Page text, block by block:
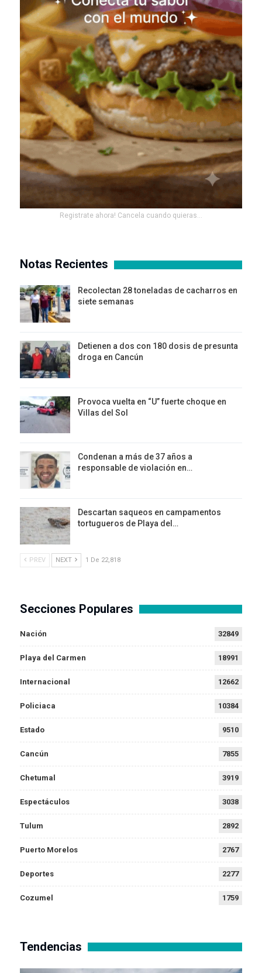
Registrate ahora! Cancela cuando quieras...
Notas Recientes
Recolectan 28 toneladas de cacharros en
siete semanas
Detienen a dos con 180 dosis de presunta
droga en Cancún
Provoca vuelta en “U” fuerte choque en
Villas del Sol
Condenan a más de 37 años a
responsable de violación en…
Descartan saqueos en campamentos
tortugueros de Playa del…
PREV NEXT 1 De 22,818
Secciones Populares
Nación 32849
Playa del Carmen 18991
Internacional 12662
Policiaca 10384
Estado 9510
Cancún 7855
Chetumal 3919
Espectáculos 3038
Tulum 2892
Puerto Morelos 2767
Deportes 2277
Cozumel 1759
Tendencias